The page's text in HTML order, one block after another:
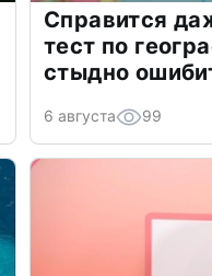
Справится
тест по
стыдно
6 августа 99